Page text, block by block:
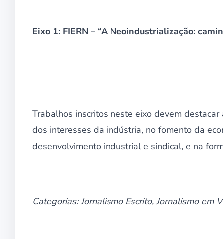
Eixo 1: FIERN – “A Neoindustrialização:
Trabalhos inscritos neste eixo devem
dos interesses da indústria, no fomento da
desenvolvimento industrial e sindical, e na
Categorias: Jornalismo Escrito, Jornalismo em